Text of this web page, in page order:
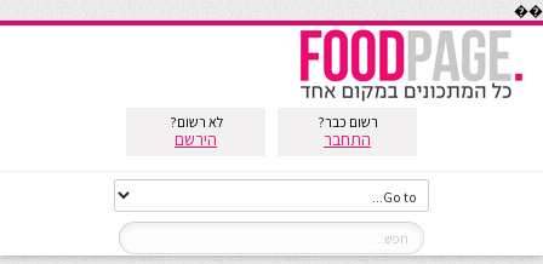
��
רשום כבר?
התחבר
לא רשום?
הירשם